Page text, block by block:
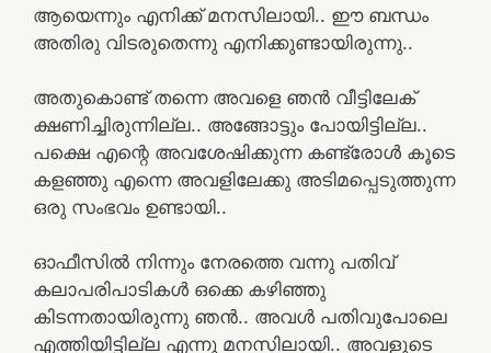
ആയെന്നും എനിക്ക് മനസിലായി.. ഈ ബന്ധം
അതിരു വിടരുതെന്നു എനിക്കുണ്ടായിരുന്നു..
അതുകൊണ്ട് തന്നെ അവളെ ഞൻ വീട്ടിലേക്
ക്ഷണിച്ചിരുന്നില്ല.. അങ്ങോട്ടും പോയിട്ടില്ല..
പക്ഷെ എന്റെ അവശേഷിക്കുന്ന കണ്ട്രോൾ കൂടെ
കളഞ്ഞു എന്നെ അവളിലേക്കു അടിമപ്പെടുത്തുന്ന
ഒരു സംഭവം ഉണ്ടായി..
ഓഫീസിൽ നിന്നും നേരത്തെ വന്നു പതിവ്
കലാപരിപാടികൾ ഒക്കെ കഴിഞ്ഞു
കിടന്നതായിരുന്നു ഞൻ.. അവൾ പതിവുപോലെ
എത്തിയിട്ടില്ല എന്നു മനസിലായി.. അവളുടെ